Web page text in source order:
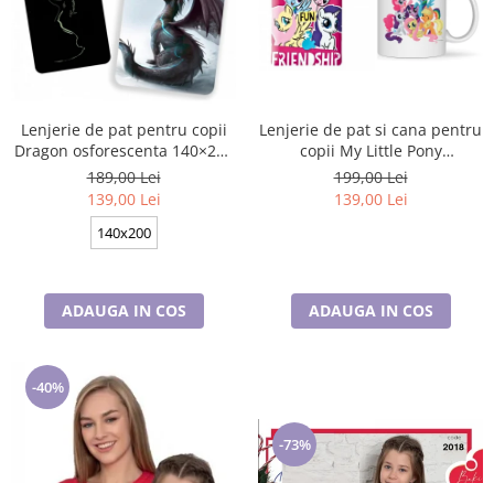
Lenjerie de pat pentru copii
Dragon osforescenta 140×200
cm, 70×90 cm, Disney, 100%
bumbac
189,00 Lei
139,00 Lei
140x200
ADAUGA IN COS
Lenjerie de pat si cana pentru
copii My Little Pony
Friendship 140×200 cm, 70×90
cm, Disney, 100% bumbac
199,00 Lei
139,00 Lei
ADAUGA IN COS
-40%
-73%